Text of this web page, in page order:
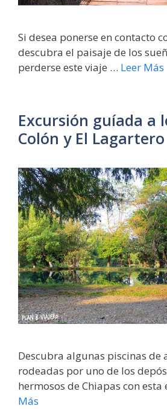
Si desea ponerse en contacto
descubra el paisaje de los
perderse este viaje … Leer Más
Excursión guíada a
Colón y El Lagartero
Descubra algunas piscinas de
rodeadas por uno de los
hermosos de Chiapas con
Más